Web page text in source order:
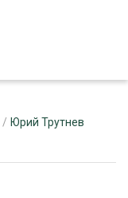
/ Юрий Трутнев